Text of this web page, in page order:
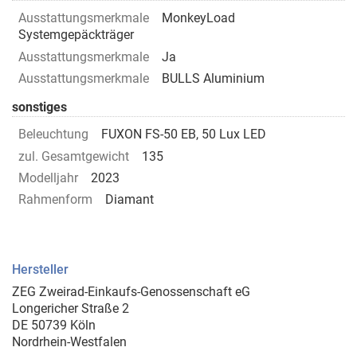
Ausstattungsmerkmale
MonkeyLoad
Systemgepäckträger
Ausstattungsmerkmale
Ja
Ausstattungsmerkmale
BULLS Aluminium
sonstiges
Beleuchtung
FUXON FS-50 EB, 50 Lux LED
zul. Gesamtgewicht
135
Modelljahr
2023
Rahmenform
Diamant
Hersteller
ZEG Zweirad-Einkaufs-Genossenschaft eG
Longericher Straße 2
DE 50739 Köln
Nordrhein-Westfalen